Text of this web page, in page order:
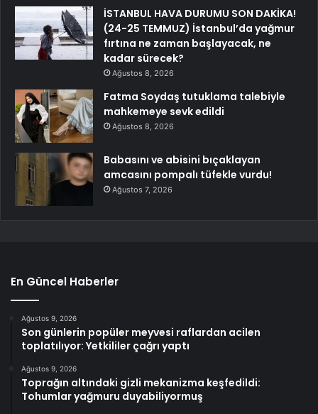
İSTANBUL HAVA DURUMU SON DAKİKA!
(24-25 TEMMUZ) İstanbul’da yağmur
fırtına ne zaman başlayacak, ne
kadar sürecek?
Ağustos 8, 2026
Fatma Soydaş tutuklama talebiyle
mahkemeye sevk edildi
Ağustos 8, 2026
Babasını ve abisini bıçaklayan
amcasını pompalı tüfekle vurdu!
Ağustos 7, 2026
En Güncel Haberler
Ağustos 9, 2026
Son günlerin popüler meyvesi raflardan acilen
toplatılıyor: Yetkililer çağrı yaptı
Ağustos 9, 2026
Toprağın altındaki gizli mekanizma keşfedildi:
Tohumlar yağmuru duyabiliyormuş